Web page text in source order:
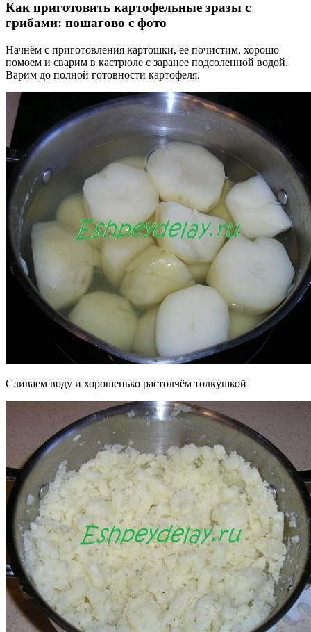
Как приготовить картофельные зразы с
грибами: пошагово с фото
Начнём с приготовления картошки, ее почистим, хорошо
помоем и сварим в кастрюле с заранее подсоленной водой.
Варим до полной готовности картофеля.
Сливаем воду и хорошенько растолчём толкушкой